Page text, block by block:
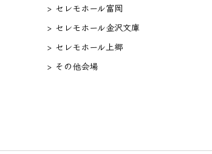
> セレモホール富岡
> セレモホール金沢文庫
> セレモホール上郷
> その他会場